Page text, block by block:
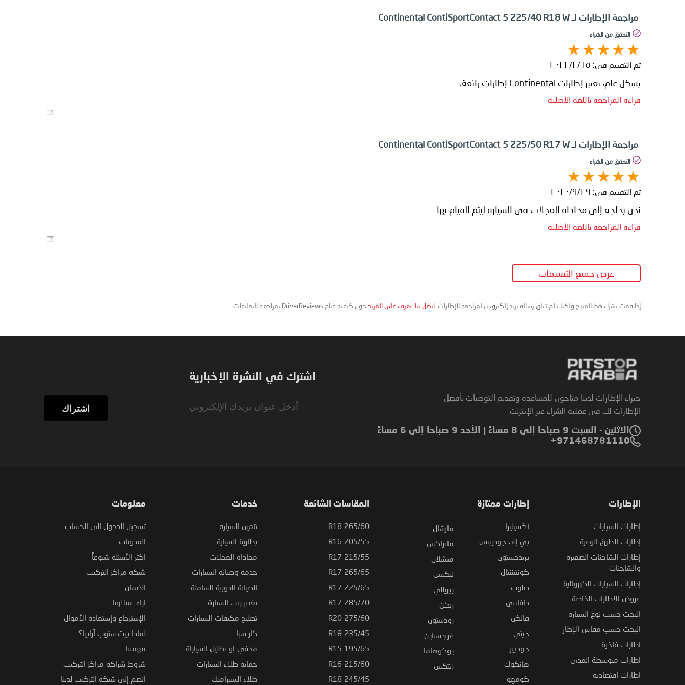
مراجعة الإطارات لـ Continental ContiSportContact 5 225/40 R18 W
التحقق من الشراء
تم التقييم في: ١٥‏/٢‏/٢٠٢٢
بشكل عام، تعتبر إطارات Continental إطارات رائعة.
قراءة المراجعة باللغة الأصلية
مراجعة الإطارات لـ Continental ContiSportContact 5 225/50 R17 W
التحقق من الشراء
تم التقييم في: ٢٩‏/٩‏/٢٠٢٠
نحن بحاجة إلى محاذاة العجلات في السيارة ليتم القيام بها
قراءة المراجعة باللغة الأصلية
عرض جميع التقييمات
إذا قمت بشراء هذا المنتج ولكنك لم تتلقَ رسالة بريد إلكتروني لمراجعة الإطارات، اتصل بنا تعرف على المزيد حول كيفية قيام DriverReviews بمراجعة التعليقات.
خبراء الإطارات لدينا متاحون للمساعدة وتقديم التوصيات بأفضل
الإطارات لك في عملية الشراء عبر الإنترنت.
الاثنين - السبت 9 صباحًا إلى 8 مساءً | الأحد 9 صباحًا إلى 6 مساءً
971468781110+
اشترك في النشرة الإخبارية
اشتراك
الإطارات
إطارات السيارات
إطارات الطرق الوعرة
إطارات الشاحنات الصغيرة
والشاحنات
إطارات السيارات الكهربائية
عروض الإطارات الخاصة
البحث حسب نوع السيارة
البحث حسب مقاس الإطار
اطارات فاخرة
اطارات متوسطة المدى
اطارات اقتصادية
إطارات ممتازة
أكسيليرا
بي إف جودريتش
بريدجستون
كونتيننتال
دنلوب
دافانتي
فالكن
جيتي
جوديير
هانكوك
كومهو
مارشال
ماتراكس
ميشلان
نيكسن
بيريللي
ريكن
رودستون
فريدشتاين
يوكوهاما
زيتكس
المقاسات الشائعة
265/60 R18
205/55 R16
215/55 R17
265/65 R17
225/65 R17
285/70 R17
275/60 R20
235/45 R18
195/65 R15
215/60 R16
245/45 R18
خدمات
تأمين السيارة
بطارية السيارة
محاذاة العجلات
خدمة وصيانة السيارات
الصيانة الدورية الشاملة
تغيير زيت السيارة
تصليح مكيفات السيارات
كار سبا
مخفي او تظليل السياراة
حماية طلاء السيارات
طلاء السيراميك
معلومات
تسجيل الدخول إلى الحساب
المدونات
اكثر الأسئلة شيوعاً
شبكة مراكز التركيب
الضمان
آراء عملاؤنا
الإسترجاع وإستعادة الأموال
لماذا بيت ستوب آرابيا؟
مهمتنا
شروط شراكة مراكز التركيب
انضم إلى شبكة التركيب لدينا